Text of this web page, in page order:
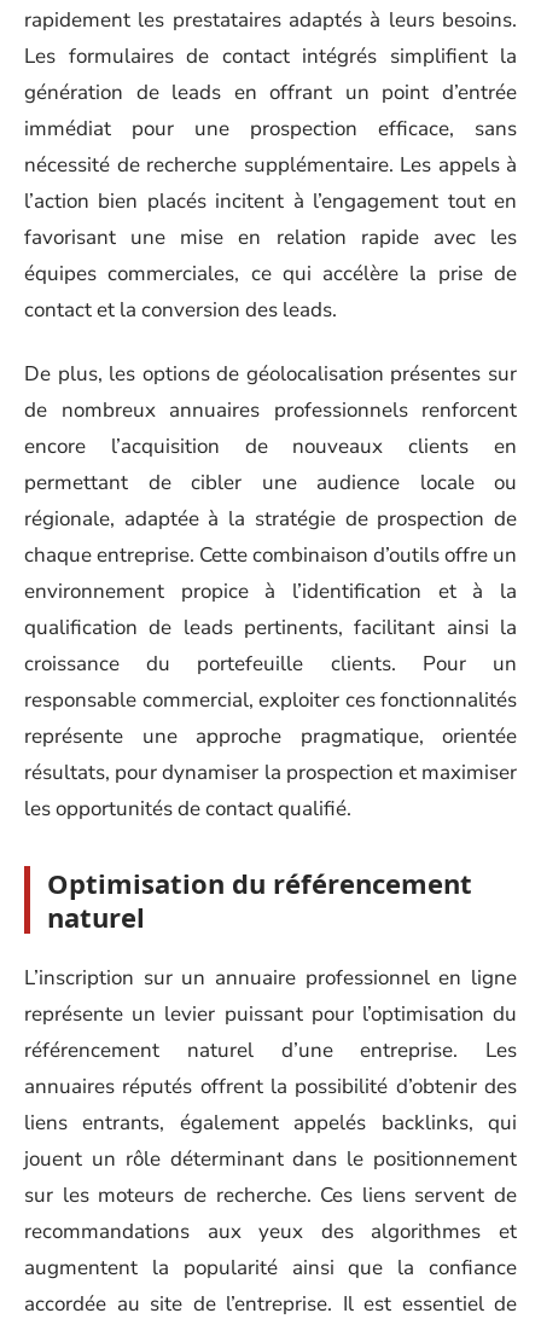
rapidement les prestataires adaptés à leurs besoins.
Les formulaires de contact intégrés simplifient la
génération de leads en offrant un point d’entrée
immédiat pour une prospection efficace, sans
nécessité de recherche supplémentaire. Les appels à
l’action bien placés incitent à l’engagement tout en
favorisant une mise en relation rapide avec les
équipes commerciales, ce qui accélère la prise de
contact et la conversion des leads.
De plus, les options de géolocalisation présentes sur
de nombreux annuaires professionnels renforcent
encore l’acquisition de nouveaux clients en
permettant de cibler une audience locale ou
régionale, adaptée à la stratégie de prospection de
chaque entreprise. Cette combinaison d’outils offre un
environnement propice à l’identification et à la
qualification de leads pertinents, facilitant ainsi la
croissance du portefeuille clients. Pour un
responsable commercial, exploiter ces fonctionnalités
représente une approche pragmatique, orientée
résultats, pour dynamiser la prospection et maximiser
les opportunités de contact qualifié.
Optimisation du référencement
naturel
L’inscription sur un annuaire professionnel en ligne
représente un levier puissant pour l’optimisation du
référencement naturel d’une entreprise. Les
annuaires réputés offrent la possibilité d’obtenir des
liens entrants, également appelés backlinks, qui
jouent un rôle déterminant dans le positionnement
sur les moteurs de recherche. Ces liens servent de
recommandations aux yeux des algorithmes et
augmentent la popularité ainsi que la confiance
accordée au site de l’entreprise. Il est essentiel de